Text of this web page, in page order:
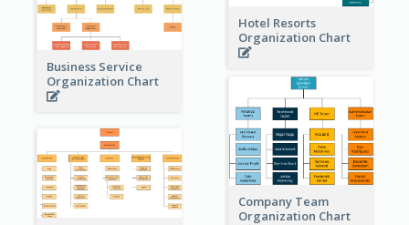
Hotel Resorts
Organization Chart
Business Service
Organization Chart
Company Team
Organization Chart